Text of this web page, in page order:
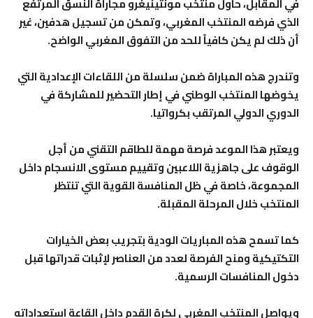
الذي فرضه المنتخب المغربي، وتمكن من تسجيل هدفين، غير
أن ذلك لم يكن كافياً للحد من التفوق المغربي الواضح.
وتندرج هذه المباراة ضمن سلسلة من اللقاءات الإعدادية التي
يخوضها المنتخب الوطني في إطار التحضير للمشاركة في
الدوري الدولي المرتقب بكرواتيا.
ويعتبر هذا الموعد فرصة مهمة للطاقم التقني من أجل
الوقوف على جاهزية اللاعبين وتقييم مستوى الانسجام داخل
المجموعة، خاصة في ظل المنافسة القوية التي تنتظر
المنتخب خلال المرحلة المقبلة.
كما تسمح هذه المباريات الودية بتجريب بعض الخيارات
التكتيكية ومنح الفرصة لعدد من العناصر لإثبات قدراتها قبل
دخول المنافسات الرسمية.
ويواصل المنتخب المغربي لكرة القدم داخل القاعة استعداداته